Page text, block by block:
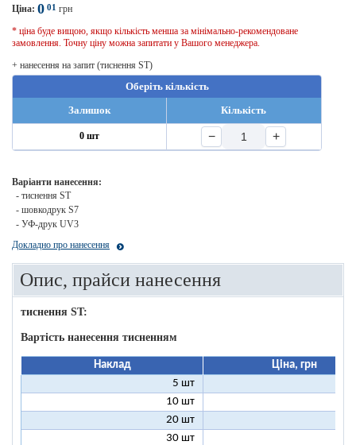
Ціна: 0 01 грн
* ціна буде вищою, якщо кількість менша за мінімально-рекомендоване
замовлення. Точну ціну можна запитати у Вашого менеджера.
+ нанесення на запит (тиснення ST)
Оберіть кількість
Залишок
Кількість
0 шт − +
Варіанти нанесення:
- тиснення ST
- шовкодрук S7
- УФ-друк UV3
Докладно про нанесення
Опис, прайси нанесення
тиснення ST:
Вартість нанесення тисненням
Наклад
Ціна, грн
5 шт
10 шт
20 шт
30 шт